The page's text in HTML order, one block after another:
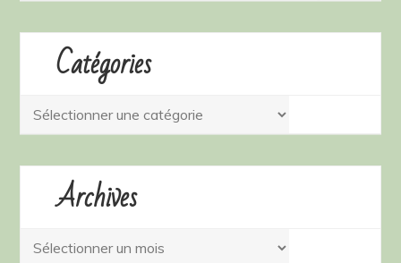
Catégories
Catégories
Archives
Archives